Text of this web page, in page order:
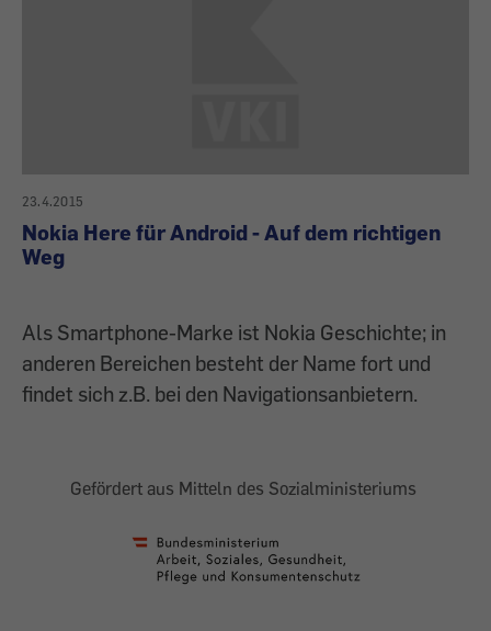
23.4.2015
Nokia Here für Android - Auf dem richtigen
Weg
Als Smartphone-Marke ist Nokia Geschichte; in
anderen Bereichen besteht der Name fort und
findet sich z.B. bei den Navigationsanbietern.
Gefördert aus Mitteln des Sozialministeriums